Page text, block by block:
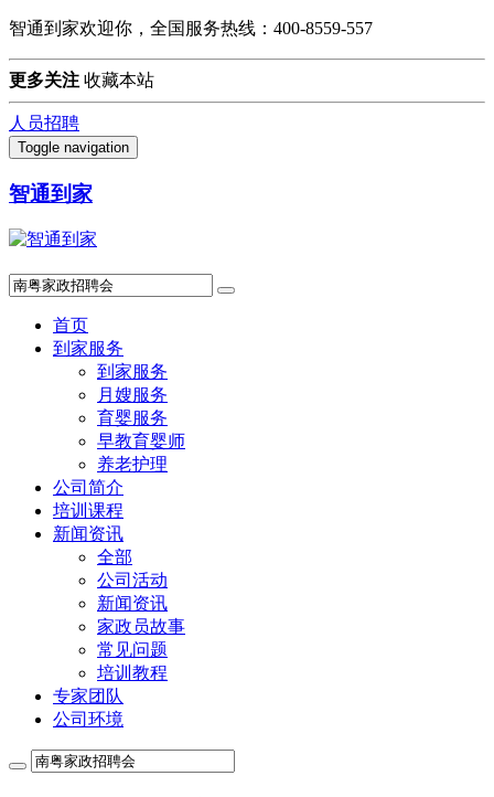
智通到家欢迎你，全国服务热线：400-8559-557
更多关注 收藏本站
人员招聘
Toggle navigation
智通到家
首页
到家服务
到家服务
月嫂服务
育婴服务
早教育婴师
养老护理
公司简介
培训课程
新闻资讯
全部
公司活动
新闻资讯
家政员故事
常见问题
培训教程
专家团队
公司环境